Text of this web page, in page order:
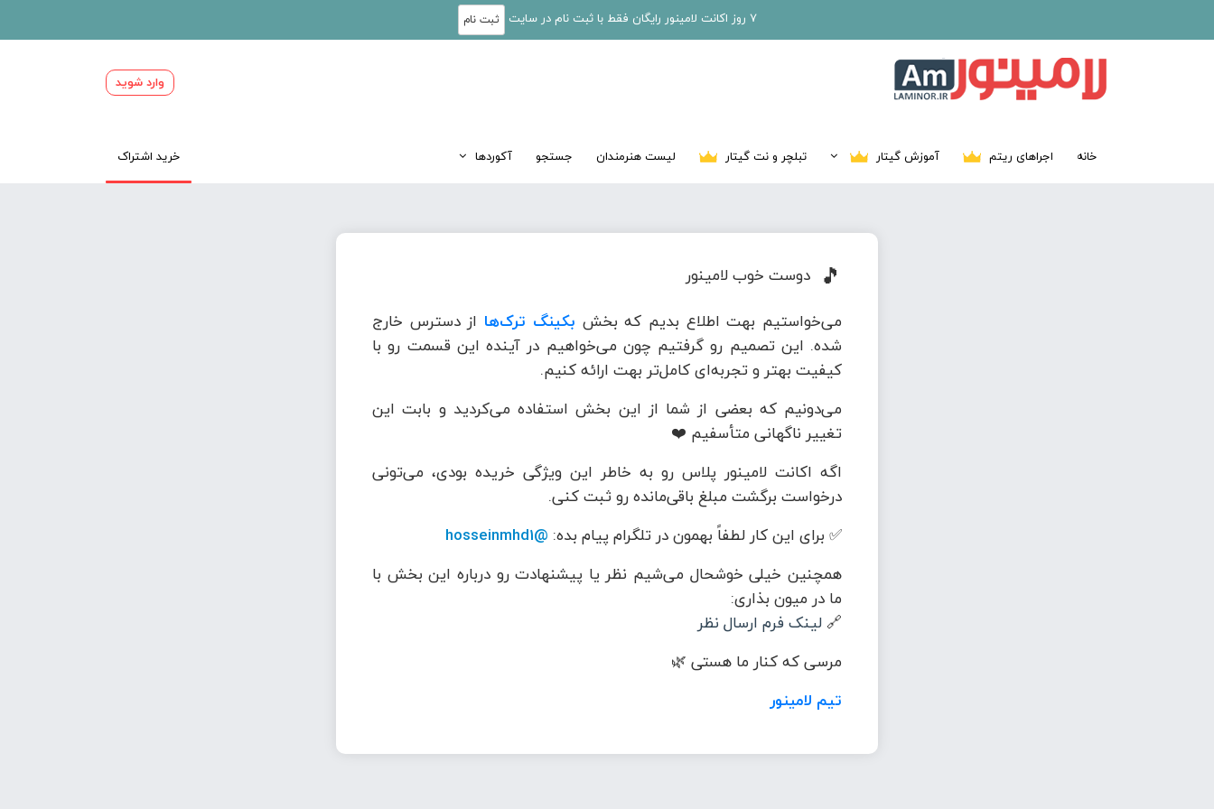
7 روز اکانت لامینور رایگان فقط با ثبت نام در سایت ثبت نام
وارد شوید
خانه اجراهای ریتم آموزش گیتار تبلچر و نت گیتار لیست هنرمندان جستجو آکوردها خرید اشتراک
🎵 دوست خوب لامینور
می‌خواستیم بهت اطلاع بدیم که بخش بکینگ ترک‌ها از دسترس خارج
شده. این تصمیم رو گرفتیم چون می‌خواهیم در آینده این قسمت رو با
کیفیت بهتر و تجربه‌ای کامل‌تر بهت ارائه کنیم.
می‌دونیم که بعضی از شما از این بخش استفاده می‌کردید و بابت این
تغییر ناگهانی متأسفیم ❤️
اگه اکانت لامینور پلاس رو به خاطر این ویژگی خریده بودی، می‌تونی
درخواست برگشت مبلغ باقی‌مانده رو ثبت کنی.
✅ برای این کار لطفاً بهمون در تلگرام پیام بده: @hosseinmhd1
همچنین خیلی خوشحال می‌شیم نظر یا پیشنهادت رو درباره این بخش با
ما در میون بذاری:
🔗 لینک فرم ارسال نظر
مرسی که کنار ما هستی 🌿
تیم لامینور